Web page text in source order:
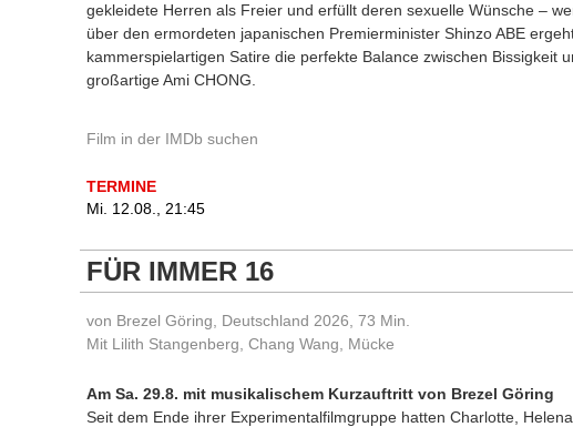
gekleidete Herren als Freier und erfüllt deren sexuelle Wünsche –
über den ermordeten japanischen Premierminister Shinzo ABE
kammerspielartigen Satire die perfekte Balance zwischen Bissigkeit
großartige Ami CHONG.
Film in der IMDb suchen
TERMINE
Mi. 12.08., 21:45
FÜR IMMER 16
von Brezel Göring, Deutschland 2026, 73 Min.
Mit Lilith Stangenberg, Chang Wang, Mücke
Am Sa. 29.8. mit musikalischem Kurzauftritt von Brezel Göring
Seit dem Ende ihrer Experimentalfilmgruppe hatten Charlotte,